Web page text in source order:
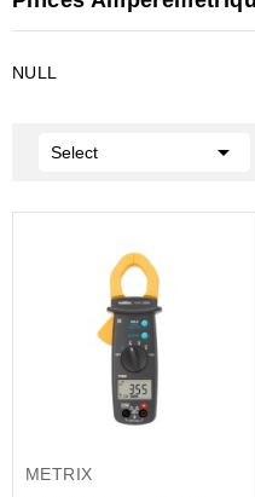
NULL
Select 
METRIX